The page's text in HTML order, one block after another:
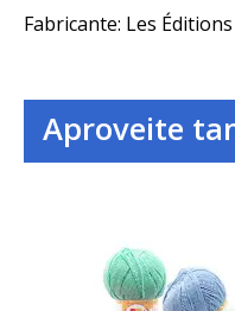
Fabricante: Les Éditions
Aproveite